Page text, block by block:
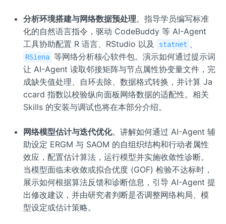
分析环境搭建与网络数据预处理。指导学员编写标准
化的自然语言指令，驱动 CodeBuddy 等 AI-Agent
工具协助配置 R 语言、RStudio 以及
statnet 、
RSiena 等网络分析核心软件包。演示如何通过提示词
让 AI-Agent 读取邻接矩阵与节点属性协变量文件，完
成缺失值处理、自环去除、数据格式转换，并计算 Ja
ccard 指数以校验纵向面板网络数据的适配性。相关
Skills 的安装与调试也将在本部分介绍。
网络模型估计与迭代优化。讲解如何通过 AI-Agent 辅
助设定 ERGM 与 SAOM 的自组织结构和行动者属性
效应，配置估计算法，运行模型并实施收敛性诊断。
当模型面临未收敛或拟合优度 (GOF) 检验不达标时，
展示如何根据算法反馈和诊断信息，引导 AI-Agent 提
出修改建议，并由研究者判断是否调整网络构局、模
型设定或估计策略。